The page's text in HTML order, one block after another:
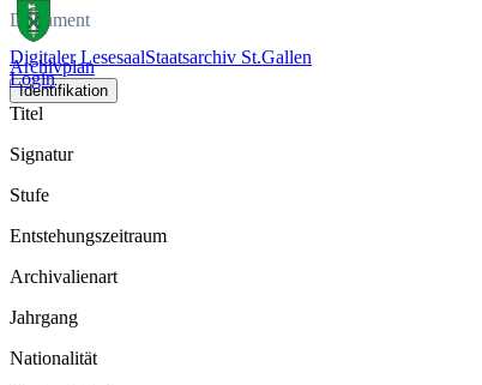
Digitaler LesesaalStaatsarchiv St.Gallen
Login
Dokument
Archivplan
Identifikation
Titel
Signatur
Stufe
Entstehungszeitraum
Archivalienart
Jahrgang
Nationalität